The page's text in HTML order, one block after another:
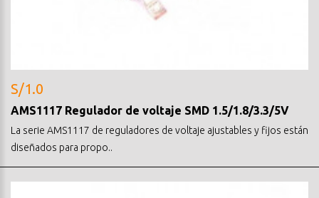
S/1.0
AMS1117 Regulador de voltaje SMD 1.5/1.8/3.3/5V
La serie AMS1117 de reguladores de voltaje ajustables y fijos están
diseñados para propo..